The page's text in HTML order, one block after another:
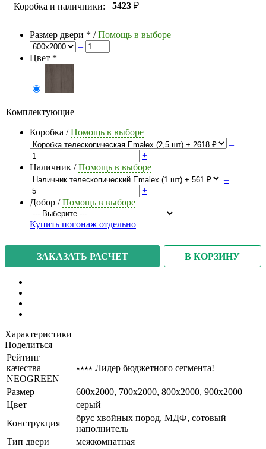
Коробка и наличники: 5423 ₽
Размер двери * /Помощь в выборе
–
+
Цвет *
Комплектующие
Коробка /Помощь в выборе
–
+
Наличник /Помощь в выборе
–
+
Добор /Помощь в выборе
Купить погонаж отдельно
ЗАКАЗАТЬ РАСЧЕТ В КОРЗИНУ
Характеристики
Поделиться
Рейтинг
качества
NEOGREEN
⭑⭑⭑⭑ Лидер бюджетного сегмента!
Размер
600x2000, 700x2000, 800x2000, 900x2000
Цвет
серый
Конструкция
брус хвойных пород, МДФ, сотовый
наполнитель
Тип двери
межкомнатная